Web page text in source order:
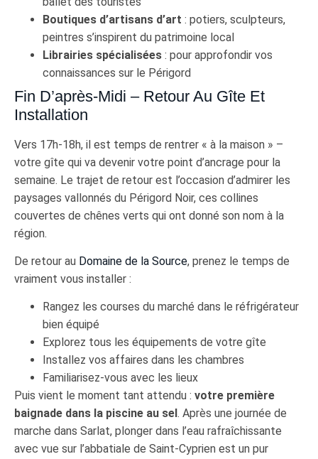
Boutiques d’artisans d’art : potiers, sculpteurs,
peintres s’inspirent du patrimoine local
Librairies spécialisées : pour approfondir vos
connaissances sur le Périgord
Fin D’après-Midi – Retour Au Gîte Et
Installation
Vers 17h-18h, il est temps de rentrer « à la maison » –
votre gîte qui va devenir votre point d’ancrage pour la
semaine. Le trajet de retour est l’occasion d’admirer les
paysages vallonnés du Périgord Noir, ces collines
couvertes de chênes verts qui ont donné son nom à la
région.
De retour au Domaine de la Source, prenez le temps de
vraiment vous installer :
Rangez les courses du marché dans le réfrigérateur
bien équipé
Explorez tous les équipements de votre gîte
Installez vos affaires dans les chambres
Familiarisez-vous avec les lieux
Puis vient le moment tant attendu : votre première
baignade dans la piscine au sel . Après une journée de
marche dans Sarlat, plonger dans l’eau rafraîchissante
avec vue sur l’abbatiale de Saint-Cyprien est un pur